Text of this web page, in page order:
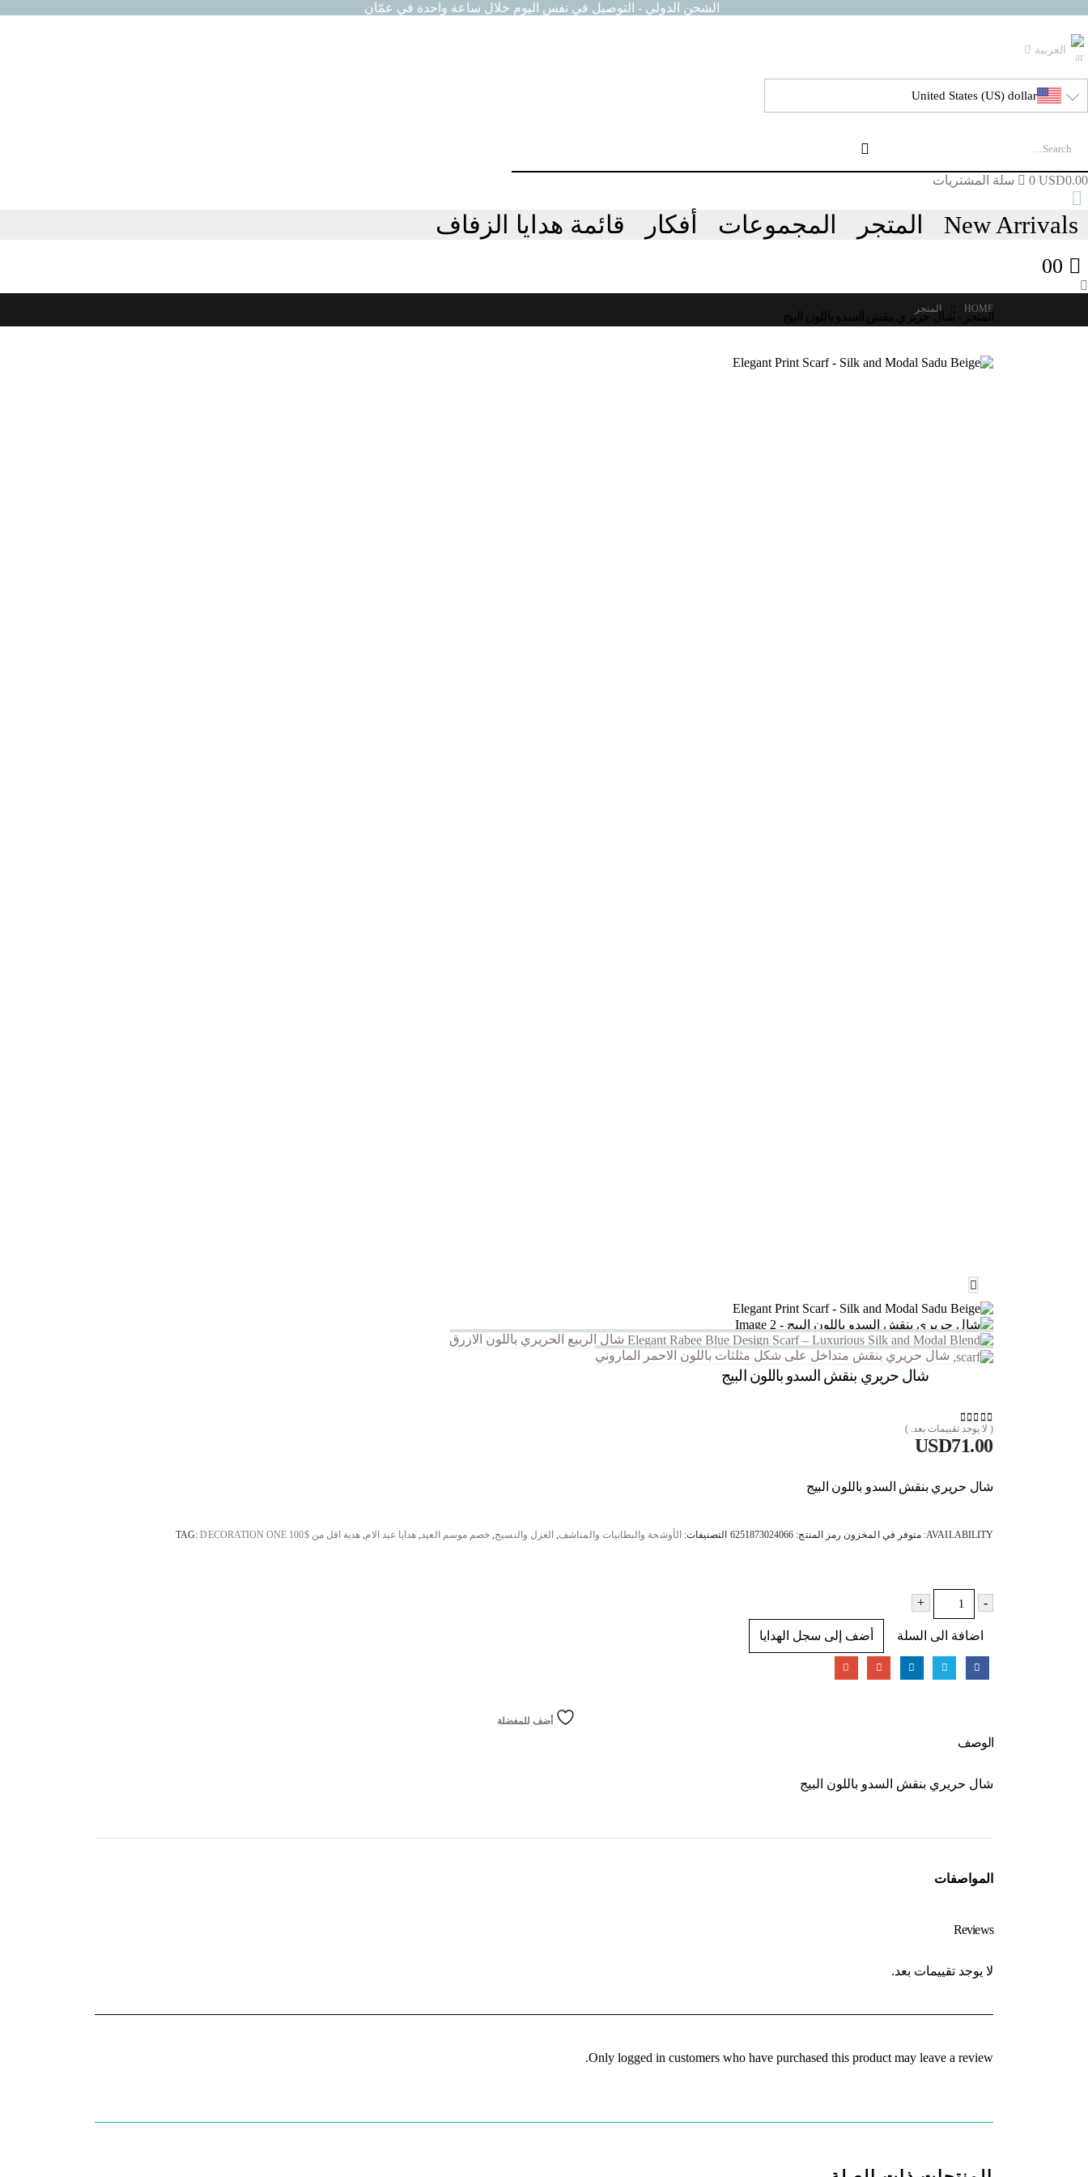
الشحن الدولي - التوصيل في نفس اليوم خلال ساعة واحدة في عمّان
العربية
United States (US) dollar
USD0.00
0 سلة المشتريات
New Arrivals المتجر المجموعات أفكار قائمة هدايا الزفاف
00
HOME المتجر
المتجر - شال حريري بنقش السدو باللون البيج
شال الربيع الحريري باللون الازرق
شال حريري بنقش متداخل على شكل مثلثات باللون الاحمر الماروني
شال حريري بنقش السدو باللون البيج
0
out of 5
( لا يوجد تقييمات بعد. )
USD71.00
شال حريري بنقش السدو باللون البيج
AVAILABILITY: متوفر في المخزون رمز المنتج: 6251873024066 التصنيفات: الأوشحة والبطانيات والمناشف, الغزل والنسيج, خصم موسم العيد, هدايا عيد الام, هدية اقل من $100 TAG:DECORATION ONE
-
+
اضافة الى السلة أضف إلى سجل الهدايا
أضف للمفضلة
الوصف
شال حريري بنقش السدو باللون البيج
المواصفات
Reviews
لا يوجد تقييمات بعد.
Only logged in customers who have purchased this product may leave a review.